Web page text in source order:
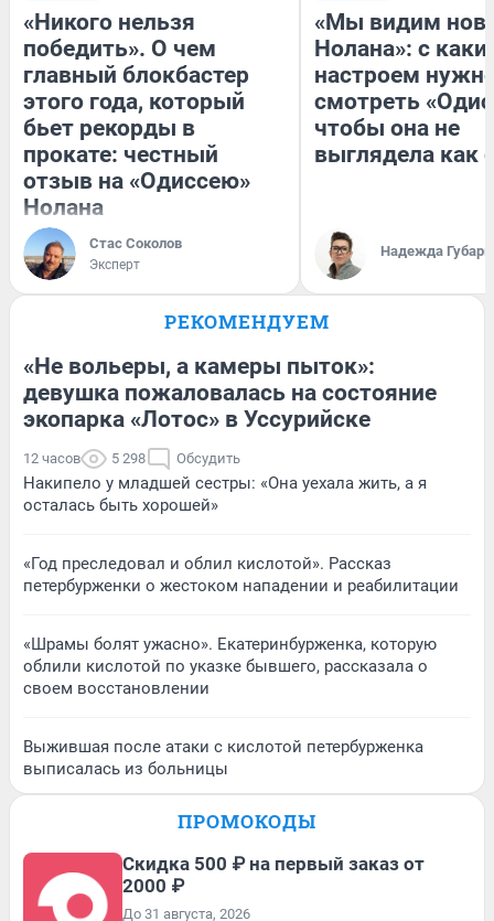
«Никого нельзя
победить». О чем
главный блокбастер
этого года, который
бьет рекорды в
прокате: честный
отзыв на «Одиссею»
Нолана
Стас Соколов
Эксперт
«Мы видим
Нолана»: с
настроем
смотреть
чтобы она не
выглядела как
Надежда Губарь
РЕКОМЕНДУЕМ
«Не вольеры, а камеры пыток»:
девушка пожаловалась на состояние
экопарка «Лотос» в Уссурийске
12 часов 5 298 Обсудить
Накипело у младшей сестры: «Она уехала жить, а я
осталась быть хорошей»
«Год преследовал и облил кислотой». Рассказ
петербурженки о жестоком нападении и реабилитации
«Шрамы болят ужасно». Екатеринбурженка, которую
облили кислотой по указке бывшего, рассказала о
своем восстановлении
Выжившая после атаки с кислотой петербурженка
выписалась из больницы
ПРОМОКОДЫ
Скидка 500 ₽ на первый заказ от
2000 ₽
До 31 августа, 2026